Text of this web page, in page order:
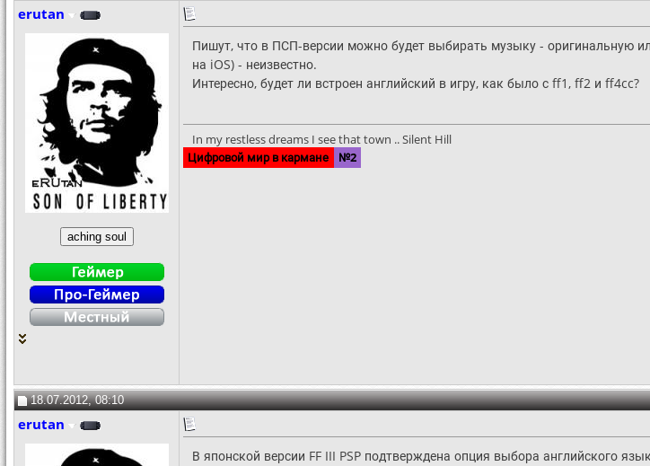
erutan
Пишут, что в ПСП-версии можно будет выбирать музыку - оригинальную
на iOS) - неизвестно.
Интересно, будет ли встроен английский в игру, как было с ff1, ff2 и ff4cc?
In my restless dreams I see that town .. Silent Hill
Цифровой мир в кармане
№2
18.07.2012, 08:10
erutan
В японской версии FF III PSP подтверждена опция выбора английского